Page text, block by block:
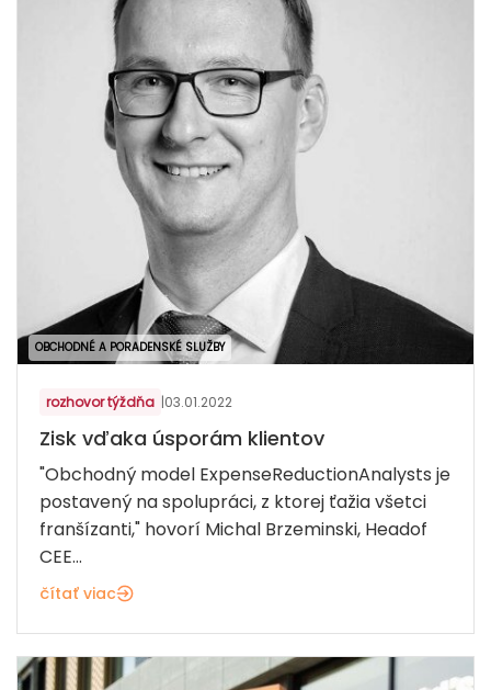
OBCHODNÉ A PORADENSKÉ SLUŽBY
rozhovor týždňa |03.01.2022
Zisk vďaka úsporám klientov
"Obchodný model ExpenseReductionAnalysts je
postavený na spolupráci, z ktorej ťažia všetci
franšízanti," hovorí Michal Brzeminski, Headof
CEE...
čítať viac